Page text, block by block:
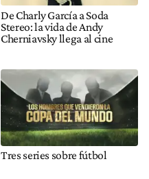
De Charly García a Soda
Stereo: la vida de Andy
Cherniavsky llega al cine
Tres series sobre fútbol